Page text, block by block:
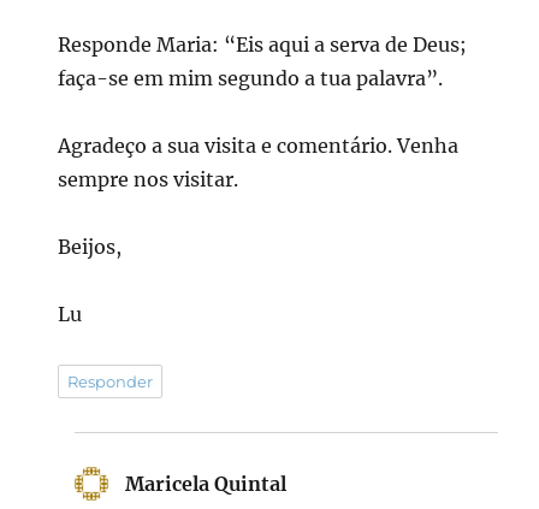
Responde Maria: “Eis aqui a serva de Deus;
faça-se em mim segundo a tua palavra”.
Agradeço a sua visita e comentário. Venha
sempre nos visitar.
Beijos,
Lu
Responder
Maricela Quintal